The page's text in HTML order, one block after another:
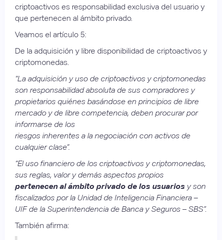
criptoactivos es responsabilidad exclusiva del usuario y
que pertenecen al ámbito privado.
Veamos el artículo 5:
De la adquisición y libre disponibilidad de criptoactivos y
criptomonedas.
“La adquisición y uso de criptoactivos y criptomonedas
son responsabilidad absoluta de sus compradores y
propietarios quiénes basándose en principios de libre
mercado y de libre competencia, deben procurar por
informarse de los
riesgos inherentes a la negociación con activos de
cualquier clase”.
“El uso financiero de los criptoactivos y criptomonedas,
sus reglas, valor y demás aspectos propios
pertenecen al ámbito privado de los usuarios y son
fiscalizados por la Unidad de Inteligencia Financiera –
UIF de la Superintendencia de Banca y Seguros – SBS”.
También afirma: